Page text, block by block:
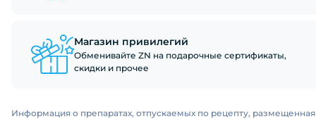
Магазин привилегий
Обменивайте ZN на подарочные сертификаты,
скидки и прочее
Информация о препаратах, отпускаемых по рецепту, размещенная